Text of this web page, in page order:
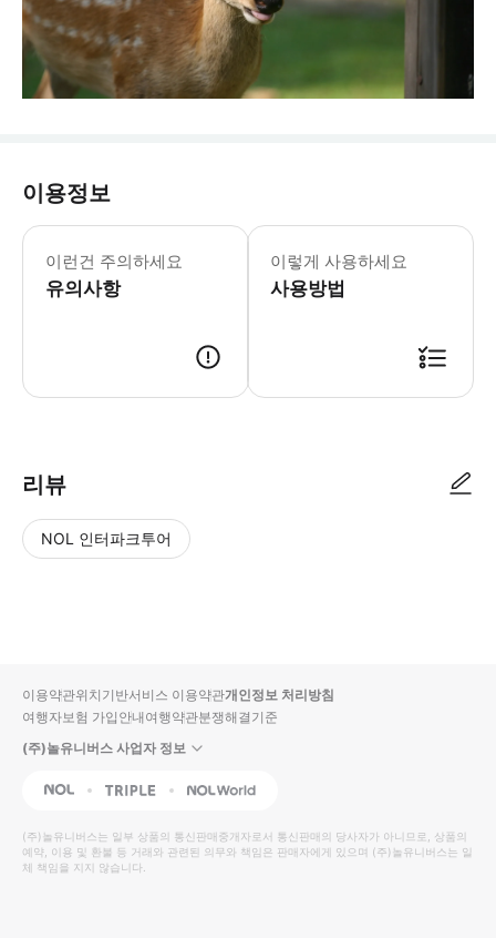
이용정보
이런건 주의하세요
유의사항
* 본 투어는 프라이빗 투어가 아닌 그
이렇게 사용하세요
사용방법
리뷰
NOL 인터파크투어
입니
다.
높
은
순
동
영
상
순
상
이용약관위치기반서비스 이용약관개인정보 처리방침
여행자보험 가입안내여행약관분쟁해결기준
(주)놀유니버스 사업자 정보
NOL Triple Interpark Global
(주)놀유니버스는 일부 상품의 통신판매중개자로서 통신판매의 당사자가 아니므로, 상품의
예약, 이용 및 환불 등 거래와 관련된 의무와 책임은 판매자에게 있으며 (주)놀유니버스는 일
체 책임을 지지 않습니다.